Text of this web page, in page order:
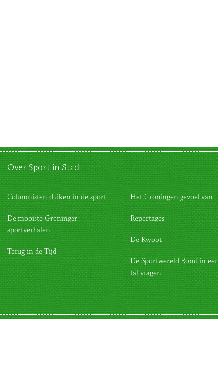
Over Sport in Stad
Columnisten duiken in de sport
De mooiste Groninger
sportverhalen
Terug in de Tijd
Het Groningen gevoel van
Reportages
De Kwoot
De Sportwereld Rond in
tal vragen